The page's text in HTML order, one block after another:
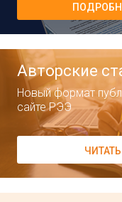
Авторские
Новый формат
сайте РЭЭ
ЧИТАТЬ